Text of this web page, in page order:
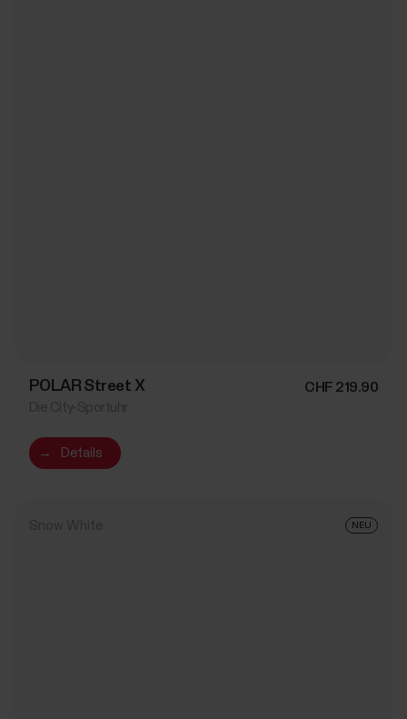
POLAR Street X CHF 219.90
→ Details
NEU